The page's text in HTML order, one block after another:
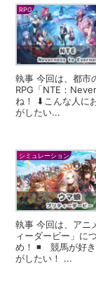
RPG
執事 今回は、都市
RPG「NTE：
ね！ ⬇︎こんな人に
がしたい...
シミュレーション
執事 今回は、アニ
ィーダービー」に
め！ ◾️ 競馬が好
がしたい！ ...